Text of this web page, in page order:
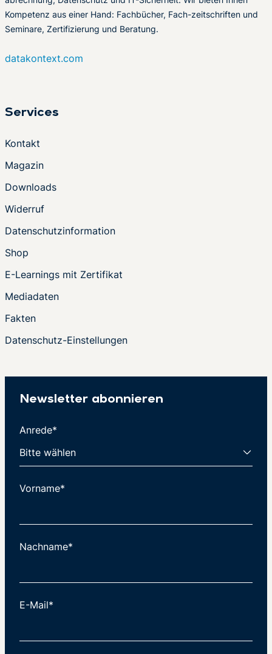
Kompetenz aus einer Hand: Fachbücher, Fach-zeitschriften und
Seminare, Zertifizierung und Beratung.
datakontext.com
Services
Kontakt
Magazin
Downloads
Widerruf
Datenschutzinformation
Shop
E-Learnings mit Zertifikat
Mediadaten
Fakten
Datenschutz-Einstellungen
Newsletter abonnieren
Anrede*
Vorname*
Nachname*
E-Mail*